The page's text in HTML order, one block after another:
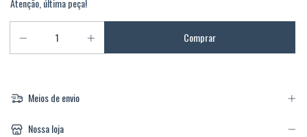
Atenção, última peça!
Meios de envio
Nossa loja